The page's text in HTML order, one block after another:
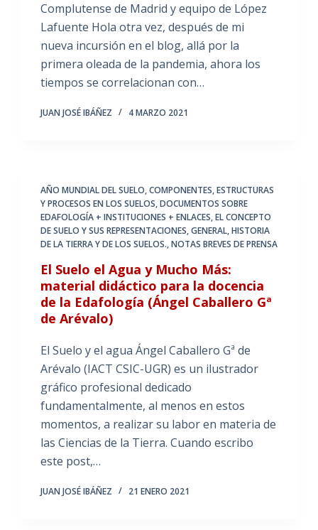
Complutense de Madrid y equipo de López
Lafuente Hola otra vez, después de mi
nueva incursión en el blog, allá por la
primera oleada de la pandemia, ahora los
tiempos se correlacionan con…
JUAN JOSÉ IBÁÑEZ 4 MARZO 2021
AÑO MUNDIAL DEL SUELO,COMPONENTES, ESTRUCTURAS
Y PROCESOS EN LOS SUELOS,DOCUMENTOS SOBRE
EDAFOLOGÍA + INSTITUCIONES + ENLACES,EL CONCEPTO
DE SUELO Y SUS REPRESENTACIONES,GENERAL,HISTORIA
DE LA TIERRA Y DE LOS SUELOS.,NOTAS BREVES DE PRENSA
El Suelo el Agua y Mucho Más:
material didáctico para la docencia
de la Edafología (Ángel Caballero Gª
de Arévalo)
El Suelo y el agua Ángel Caballero Gª de
Arévalo (IACT CSIC-UGR) es un ilustrador
gráfico profesional dedicado
fundamentalmente, al menos en estos
momentos, a realizar su labor en materia de
las Ciencias de la Tierra. Cuando escribo
este post,…
JUAN JOSÉ IBÁÑEZ 21 ENERO 2021